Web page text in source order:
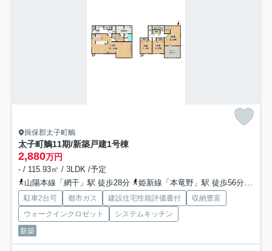
揖保郡太子町鵤
太子町鵤11期/新築戸建1号棟
2,880万円
- / 115.93㎡ / 3LDK /予定
山陽本線「網干」駅 徒歩28分
姫新線「本竜野」駅 徒歩56分
駐車2台可 都市ガス 建設住宅性能評価書付
収納豊富
ウォークインクロゼット
システムキッチン
新築